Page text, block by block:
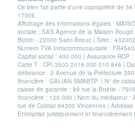
Ce bien fait partie d'une copropriété de
1700€.
Affichage des informations légales :
sociale : SAS Agence de la Maison
Bizoin - 22000 Saint-Brieuc | Siret :
Numero TVA Intracommunautaire :
Capital social : 400 000 | Assurance RCP
Carte T : CPI 3503 2016 000 010 846 |
délivrance : 2 Avenue de la Préfecture
financière : GALIAN SMABTP. | N° de
caisse de garantie : 89 rue la Boëtie -
financière : 120 000 | Nom du médiateur :
rue de Colmar 94300 Vincennes | Adresse
Entreprise juridiquement et financièrement